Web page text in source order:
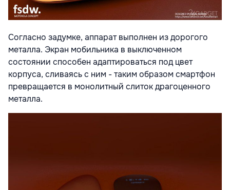
Согласно задумке, аппарат выполнен из дорогого
металла. Экран мобильника в выключенном
состоянии способен адаптироваться под цвет
корпуса, сливаясь с ним - таким образом смартфон
превращается в монолитный слиток драгоценного
металла.